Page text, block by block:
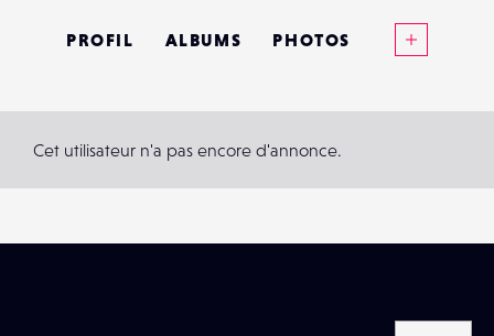
PROFIL ALBUMS PHOTOS
CONTACTS
ÉVÉNEMENTS
Cet utilisateur n'a pas encore d'annonce.